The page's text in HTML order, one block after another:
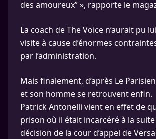
des amoureux” », rapporte le
La coach de The Voice n’aurait pu
visite à cause d’énormes
par l’administration.
Mais finalement, d’après Le
et son homme se retrouvent enfin.
Patrick Antonelli vient en effet de
prison où il était incarcéré à la suite
décision de la cour d’appel de